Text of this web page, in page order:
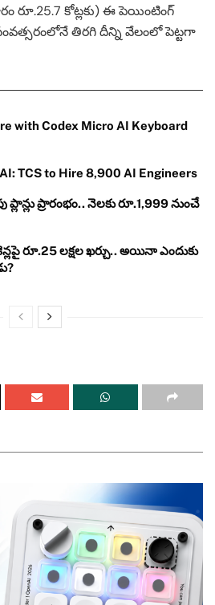
రూ.25.7 కోట్లకు) ఈ పెయింటింగ్
తిరగి దీన్ని వేలంలో పెట్టగా
with Codex Micro AI Keyboard
TCS to Hire 8,900 AI Engineers
ప్రారంభం.. నెలకు రూ.1,999 నుంచే
రూ.25 లక్షల ఖర్చు.. అయినా ఎందుకు